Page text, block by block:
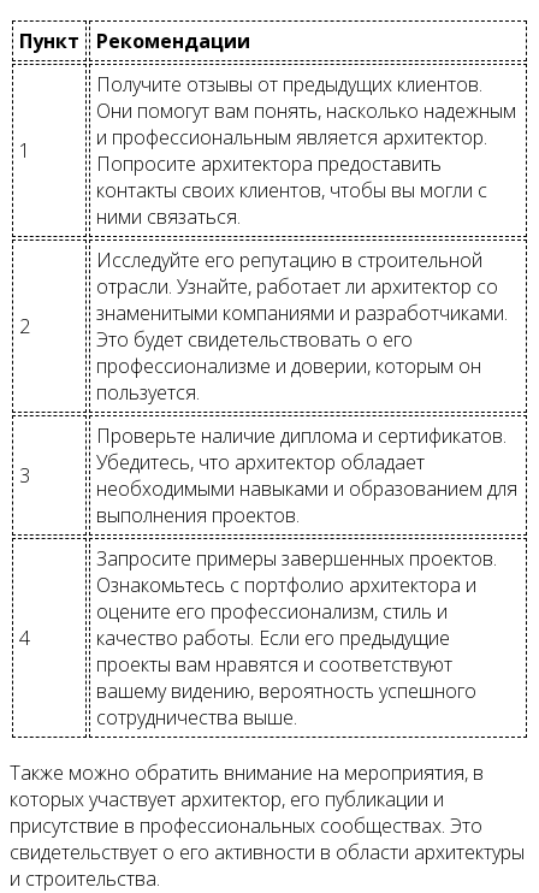
Пункт Рекомендации
1
Получите отзывы от предыдущих клиентов.
Они помогут вам понять, насколько надежным
и профессиональным является архитектор.
Попросите архитектора предоставить
контакты своих клиентов, чтобы вы могли с
ними связаться.
2
Исследуйте его репутацию в строительной
отрасли. Узнайте, работает ли архитектор со
знаменитыми компаниями и разработчиками.
Это будет свидетельствовать о его
профессионализме и доверии, которым он
пользуется.
3
Проверьте наличие диплома и сертификатов.
Убедитесь, что архитектор обладает
необходимыми навыками и образованием для
выполнения проектов.
4
Запросите примеры завершенных проектов.
Ознакомьтесь с портфолио архитектора и
оцените его профессионализм, стиль и
качество работы. Если его предыдущие
проекты вам нравятся и соответствуют
вашему видению, вероятность успешного
сотрудничества выше.
Также можно обратить внимание на мероприятия, в
которых участвует архитектор, его публикации и
присутствие в профессиональных сообществах. Это
свидетельствует о его активности в области архитектуры
и строительства.